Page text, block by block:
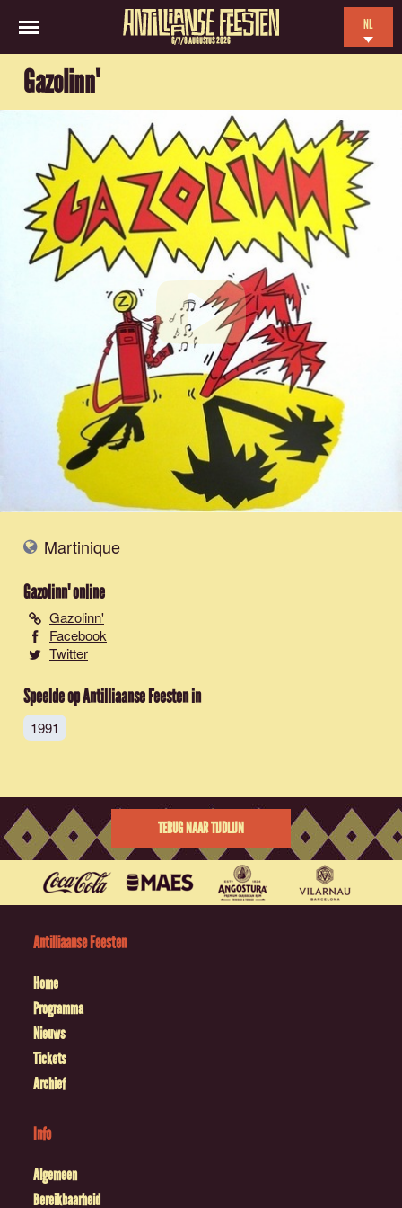
6/7/8 AUGUSTUS 2026
NL
FR
Gazolinn'
Martinique
Gazolinn'online
Gazolinn'
Facebook
Twitter
Speelde op Antilliaanse Feesten in
1991
TERUG NAAR TIJDLIJN
Antilliaanse Feesten
Home
Programma
Nieuws
Tickets
Archief
Info
Algemeen
Bereikbaarheid